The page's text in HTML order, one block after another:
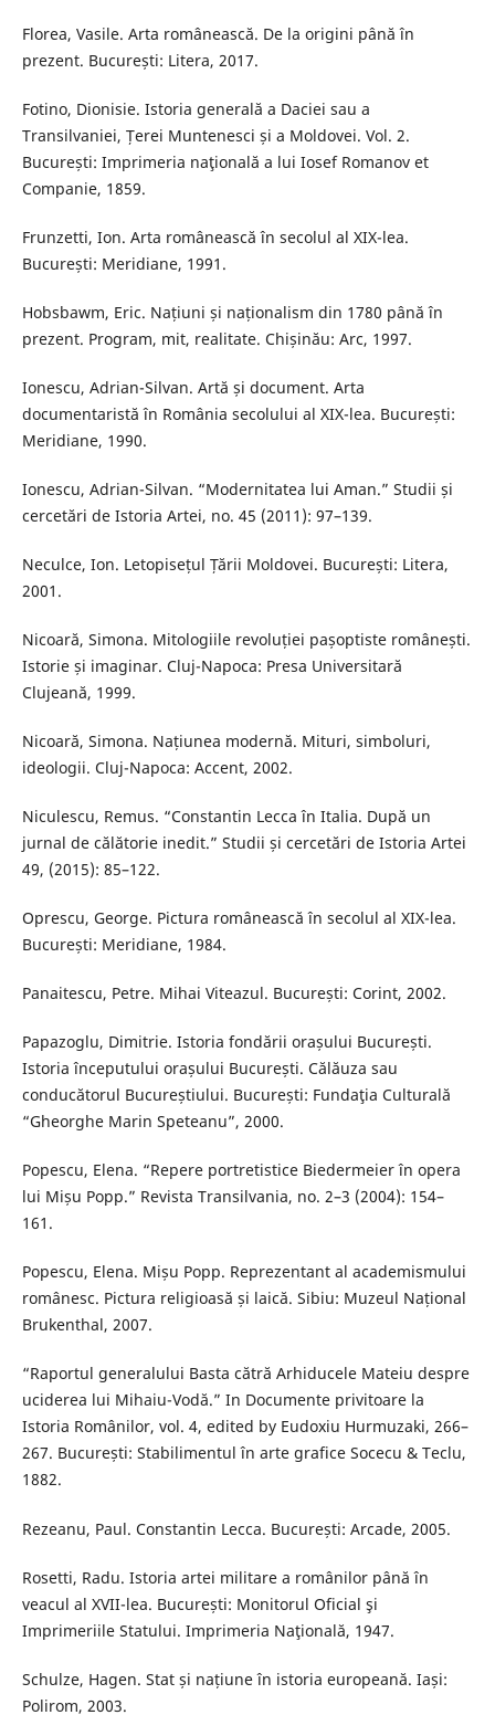
Florea, Vasile. Arta românească. De la origini până în
prezent. București: Litera, 2017.
Fotino, Dionisie. Istoria generală a Daciei sau a
Transilvaniei, Țerei Muntenesci și a Moldovei. Vol. 2.
București: Imprimeria naţională a lui Iosef Romanov et
Companie, 1859.
Frunzetti, Ion. Arta românească în secolul al XIX-lea.
București: Meridiane, 1991.
Hobsbawm, Eric. Națiuni și naționalism din 1780 până în
prezent. Program, mit, realitate. Chișinău: Arc, 1997.
Ionescu, Adrian-Silvan. Artă și document. Arta
documentaristă în România secolului al XIX-lea. București:
Meridiane, 1990.
Ionescu, Adrian-Silvan. “Modernitatea lui Aman.” Studii și
cercetări de Istoria Artei, no. 45 (2011): 97–139.
Neculce, Ion. Letopisețul Țării Moldovei. București: Litera,
2001.
Nicoară, Simona. Mitologiile revoluției pașoptiste românești.
Istorie și imaginar. Cluj-Napoca: Presa Universitară
Clujeană, 1999.
Nicoară, Simona. Națiunea modernă. Mituri, simboluri,
ideologii. Cluj-Napoca: Accent, 2002.
Niculescu, Remus. “Constantin Lecca în Italia. După un
jurnal de călătorie inedit.” Studii și cercetări de Istoria Artei
49, (2015): 85–122.
Oprescu, George. Pictura românească în secolul al XIX-lea.
București: Meridiane, 1984.
Panaitescu, Petre. Mihai Viteazul. București: Corint, 2002.
Papazoglu, Dimitrie. Istoria fondării orașului București.
Istoria începutului orașului București. Călăuza sau
conducătorul Bucureștiului. București: Fundaţia Culturală
“Gheorghe Marin Speteanu”, 2000.
Popescu, Elena. “Repere portretistice Biedermeier în opera
lui Mișu Popp.” Revista Transilvania, no. 2–3 (2004): 154–
161.
Popescu, Elena. Mișu Popp. Reprezentant al academismului
românesc. Pictura religioasă și laică. Sibiu: Muzeul Național
Brukenthal, 2007.
“Raportul generalului Basta cătră Arhiducele Mateiu despre
uciderea lui Mihaiu-Vodă.” In Documente privitoare la
Istoria Românilor, vol. 4, edited by Eudoxiu Hurmuzaki, 266–
267. București: Stabilimentul în arte grafice Socecu & Teclu,
1882.
Rezeanu, Paul. Constantin Lecca. București: Arcade, 2005.
Rosetti, Radu. Istoria artei militare a românilor până în
veacul al XVII-lea. București: Monitorul Oficial şi
Imprimeriile Statului. Imprimeria Naţională, 1947.
Schulze, Hagen. Stat și națiune în istoria europeană. Iași:
Polirom, 2003.